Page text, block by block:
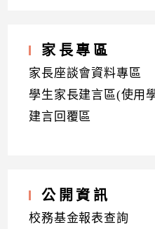
家長專區
家長座談會資料專區
學生家長建言區(使用
建言回覆區
公開資訊
校務基金報表查詢